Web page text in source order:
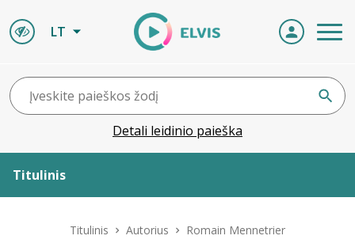
LT
Detali leidinio paieška
Titulinis
Titulinis Autorius Romain Mennetrier